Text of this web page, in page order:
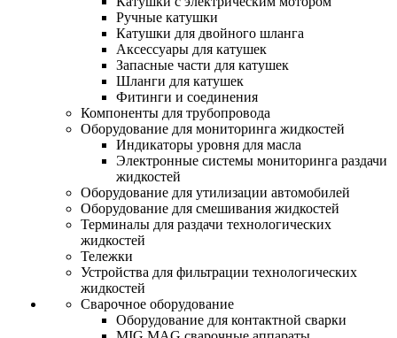
Ручные катушки
Катушки для двойного шланга
Аксессуары для катушек
Запасные части для катушек
Шланги для катушек
Фитинги и соединения
Компоненты для трубопровода
Оборудование для мониторинга жидкостей
Индикаторы уровня для масла
Электронные системы мониторинга раздачи
жидкостей
Оборудование для утилизации автомобилей
Оборудование для смешивания жидкостей
Терминалы для раздачи технологических
жидкостей
Тележки
Устройства для фильтрации технологических
жидкостей
Сварочное оборудование
Оборудование для контактной сварки